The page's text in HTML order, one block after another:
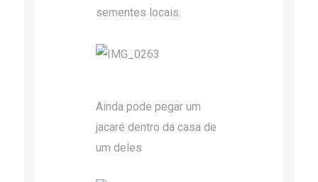
sementes locais.
Ainda pode pegar um
jacaré dentro da casa de
um deles